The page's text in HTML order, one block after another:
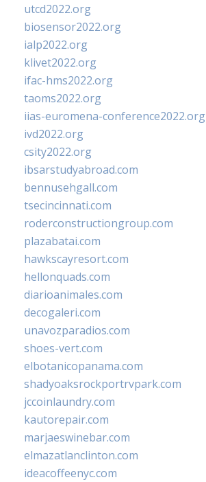
utcd2022.org
biosensor2022.org
ialp2022.org
klivet2022.org
ifac-hms2022.org
taoms2022.org
iias-euromena-conference2022.org
ivd2022.org
csity2022.org
ibsarstudyabroad.com
bennusehgall.com
tsecincinnati.com
roderconstructiongroup.com
plazabatai.com
hawkscayresort.com
hellonquads.com
diarioanimales.com
decogaleri.com
unavozparadios.com
shoes-vert.com
elbotanicopanama.com
shadyoaksrockportrvpark.com
jccoinlaundry.com
kautorepair.com
marjaeswinebar.com
elmazatlanclinton.com
ideacoffeenyc.com